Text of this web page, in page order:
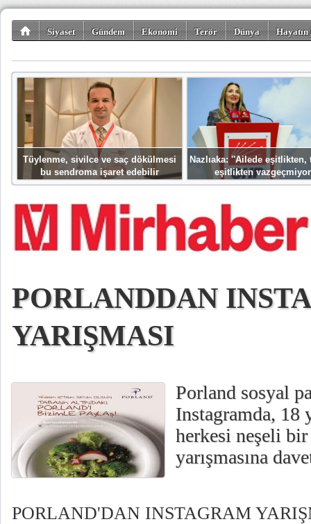
Siyaset Gündem Ekonomi Terör Dünya
Tüylenme, sivilce ve saç dökülmesi
bu sendroma işaret edebilir
Nazlıaka: ''Ailede eşitlikten,
eşitlikten
PORLANDDAN
YARIŞMASI
Porland sosyal
Instagramda,
herkesi neşeli
yarışmasına
PORLAND'DAN INSTAGRAM